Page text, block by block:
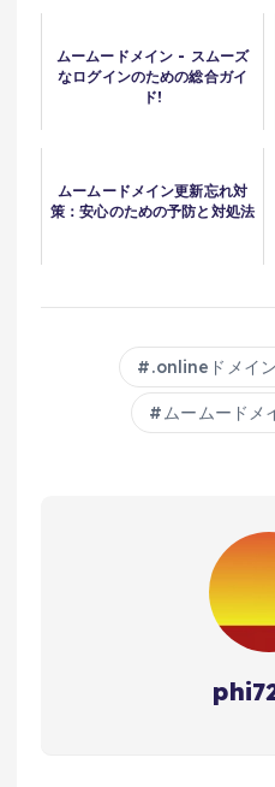
ムームードメイン - スムーズ
なログインのための総合ガイ
ド!
ムームードメイン更新忘れ対
策：安心のための予防と対処法
.onlineドメイン
ムームードメ